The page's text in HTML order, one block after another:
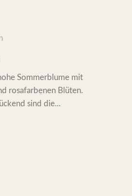
Sommerblume mit
rosafarbenen Blüten.
sind die...